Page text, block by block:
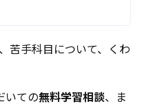
苦手科目について、くわ
いての無料学習相談、ま